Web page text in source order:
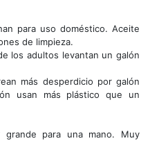
para uso doméstico. Aceite
de limpieza.
los adultos levantan un galón
más desperdicio por galón
usan más plástico que un
para una mano. Muy